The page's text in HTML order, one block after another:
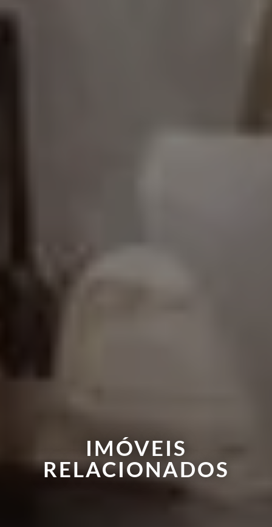
IMÓVEIS
RELACIONADOS